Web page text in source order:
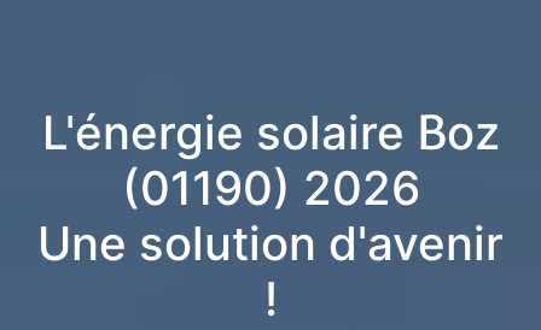
L'énergie solaire Boz
(01190) 2026
Une solution d'avenir
!